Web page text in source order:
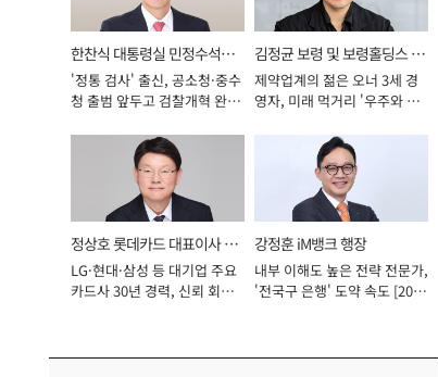
한찬식 대통령실 민정수석비
서관
'정통 검사' 출신, 공소청·중수
청 출범 앞두고 검찰개혁 완수
김정균 보령 및 보령홀딩스 대
표이사 사장
제약업계의 젊은 오너 3세 경
영자, 미래 먹거리 '우주와 헬
정상호 롯데카드 대표이사 사
장
LG·현대·삼성 등 대기업 주요
카드사 30년 경력, 신뢰 회복
강정훈 iM뱅크 행장
내부 이해도 높은 전략 전문가,
'전국구 은행' 도약 속도 [2026